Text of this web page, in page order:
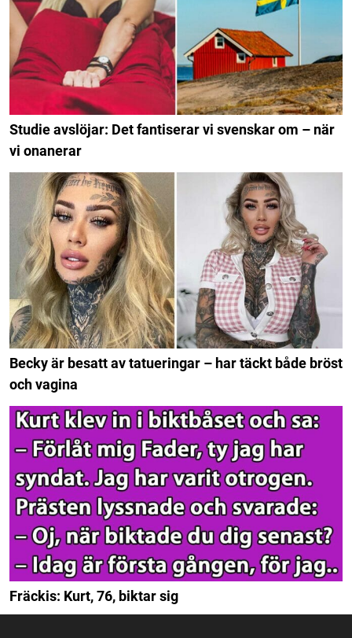
Studie avslöjar: Det fantiserar vi svenskar om – när
vi onanerar
Becky är besatt av tatueringar – har täckt både bröst
och vagina
Fräckis: Kurt, 76, biktar sig